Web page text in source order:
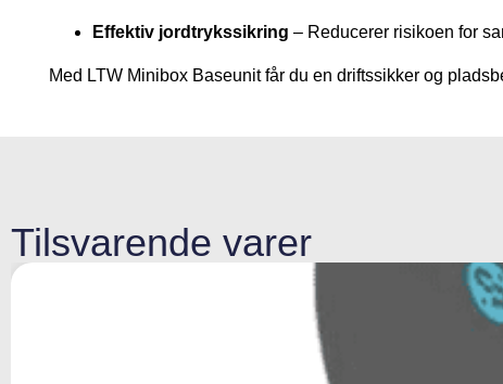
Effektiv jordtrykssikring – Reducerer risikoen for
Med LTW Minibox Baseunit får du en driftssikker og
Tilsvarende varer